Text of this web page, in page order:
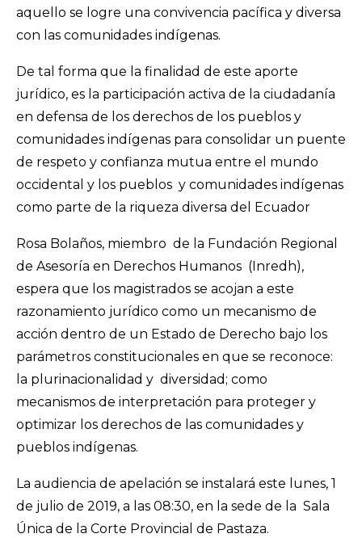
aquello se logre una convivencia pacífica y diversa
con las comunidades indígenas.
De tal forma que la finalidad de este aporte
jurídico, es la participación activa de la ciudadanía
en defensa de los derechos de los pueblos y
comunidades indígenas para consolidar un puente
de respeto y confianza mutua entre el mundo
occidental y los pueblos y comunidades indígenas
como parte de la riqueza diversa del Ecuador
Rosa Bolaños, miembro de la Fundación Regional
de Asesoría en Derechos Humanos (Inredh),
espera que los magistrados se acojan a este
razonamiento jurídico como un mecanismo de
acción dentro de un Estado de Derecho bajo los
parámetros constitucionales en que se reconoce:
la plurinacionalidad y diversidad; como
mecanismos de interpretación para proteger y
optimizar los derechos de las comunidades y
pueblos indígenas.
La audiencia de apelación se instalará este lunes, 1
de julio de 2019, a las 08:30, en la sede de la Sala
Única de la Corte Provincial de Pastaza.